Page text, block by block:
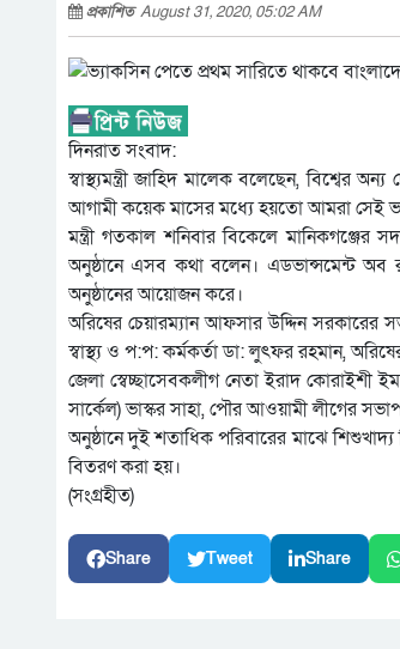
প্রকাশিতAugust 31, 2020, 05:02 AM
দিনরাত সংবাদ:
স্বাস্থ্যমন্ত্রী জাহিদ মালেক বলেছেন, বিশ্বের
আগামী কয়েক মাসের মধ্যে হয়তো আমরা সেই
মন্ত্রী গতকাল শনিবার বিকেলে মানিকগঞ্জের
অনুষ্ঠানে এসব কথা বলেন। এডভান্সমেন্ট অব
অনুষ্ঠানের আয়োজন করে।
অরিষের চেয়ারম্যান আফসার উদ্দিন
স্বাস্থ্য ও প:প: কর্মকর্তা ডা: লুৎফর রহমান,
জেলা স্বেচ্ছাসেবকলীগ নেতা ইরাদ কোরাইশী
সার্কেল) ভাস্কর সাহা, পৌর আওয়ামী লীগের
অনুষ্ঠানে দুই শতাধিক পরিবারের মাঝে
বিতরণ করা হয়।
(সংগ্রহীত)
Share Tweet Share